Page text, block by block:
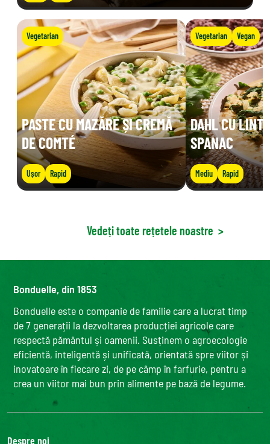
Vegetarian
PASTE CU MAZĂRE ȘI CREMĂ
DE COMTÉ
Ușor Rapid
Vegetarian Vegan
DAHL CU
SPANAC
Mediu Rapid
Vedeți toate rețetele noastre >
Bonduelle, din 1853
Bonduelle este o companie de familie care a lucrat timp
de 7 generații la dezvoltarea producției agricole care
respectă pământul și oamenii. Susținem o agroecologie
eficientă, inteligentă și unificată, orientată spre viitor și
inovatoare în fiecare zi, de pe câmp în farfurie, pentru a
crea un viitor mai bun prin alimente pe bază de legume.
Despre noi